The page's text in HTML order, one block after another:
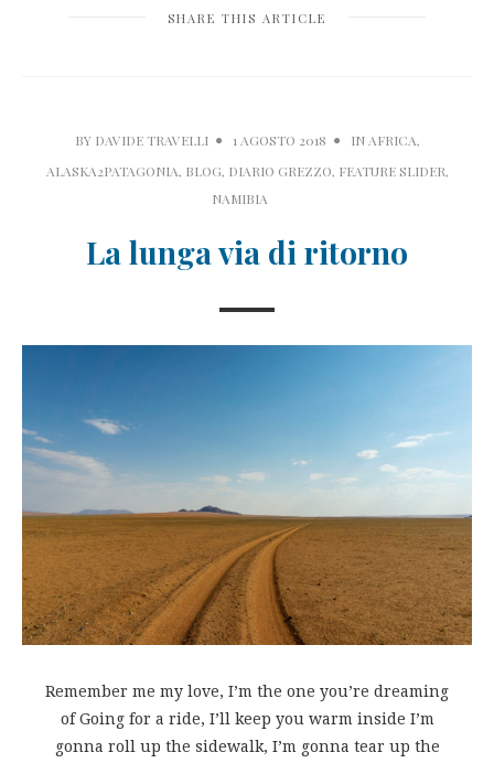
SHARE THIS ARTICLE
BY DAVIDE TRAVELLI 1 AGOSTO 2018 IN AFRICA,
ALASKA2PATAGONIA, BLOG, DIARIO GREZZO, FEATURE SLIDER,
NAMIBIA
La lunga via di ritorno
Remember me my love, I’m the one you’re dreaming
of Going for a ride, I’ll keep you warm inside I’m
gonna roll up the sidewalk, I’m gonna tear up the